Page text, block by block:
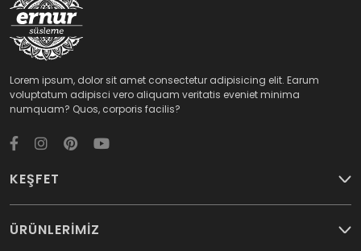
Lorem ipsum, dolor sit amet consectetur adipisicing elit. Earum
voluptatum adipisci vero aliquam veritatis eveniet minima
numquam? Quos, corporis facilis?
KEŞFET
ÜRÜNLERİMİZ